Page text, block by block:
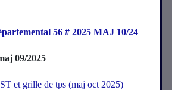
56 # 2025 MAJ 10/24
09/2025
et grille de tps (maj oct 2025)